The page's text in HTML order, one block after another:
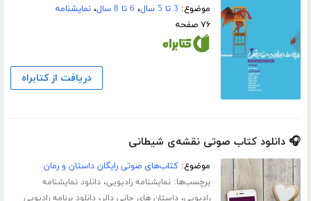
موضوع: 3 تا 5 سال ، 6 تا 8 سال ،نمایشنامه
۷۶ صفحه
دریافت از کتابراه
🎧 دانلود کتاب صوتی نقشه‌ی شیطانی
موضوع:کتاب‌های صوتی رایگان داستان و رمان
برچسب‌ها:نمایشنامه رادیویی،دانلود نمایشنامه
رادیویی،داستان های جانی دالر،دانلود برنامه رادیویی